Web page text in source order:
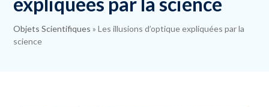
Objets Scientifiques »Les illusions d’optique expliquées par la
science